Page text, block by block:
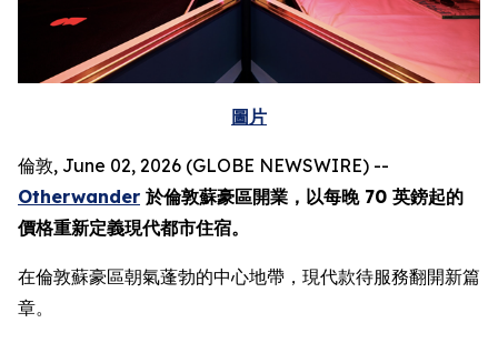
圖片
倫敦, June 02, 2026 (GLOBE NEWSWIRE) --
Otherwander 於倫敦蘇豪區開業，以每晚 70 英鎊起的
價格重新定義現代都市住宿。
在倫敦蘇豪區朝氣蓬勃的中心地帶，現代款待服務翻開新篇
章。